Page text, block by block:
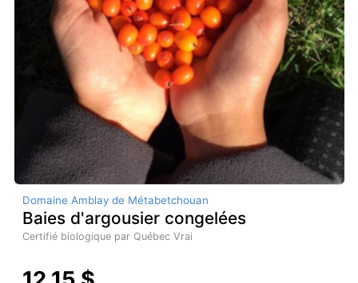
Domaine Amblay de Métabetchouan
Baies d'argousier congelées
Certifié biologique par Québec Vrai